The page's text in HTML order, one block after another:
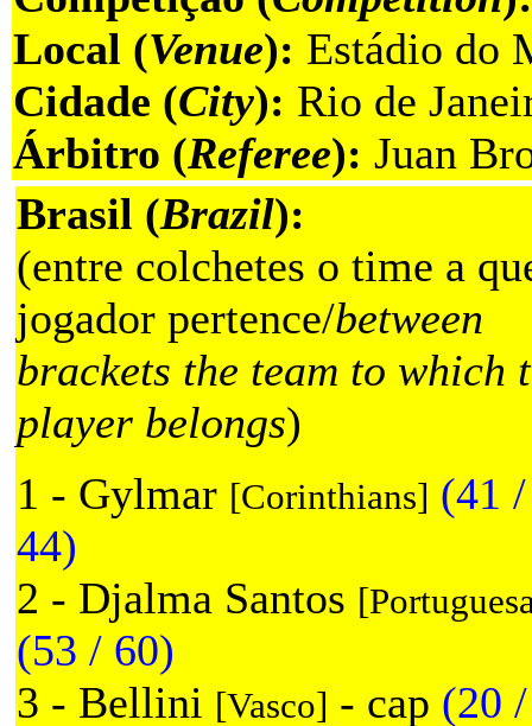
Local (Venue): Estádio do
Cidade (City): Rio de
Árbitro (Referee): Juan
Brasil (Brazil):
(entre colchetes o time a
jogador pertence/between
brackets the team to which
player belongs)
1 - Gylmar [Corinthians] (41 /
44)
2 - Djalma Santos
(53 / 60)
3 - Bellini [Vasco] - cap (20 /